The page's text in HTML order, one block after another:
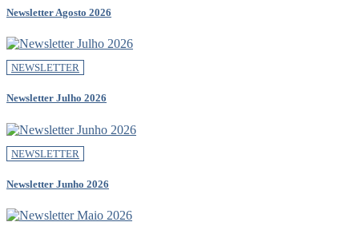
Newsletter Agosto 2026
NEWSLETTER
Newsletter Julho 2026
NEWSLETTER
Newsletter Junho 2026